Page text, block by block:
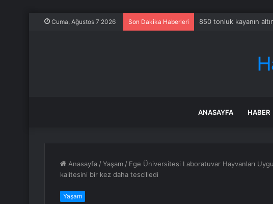
Cuma, Ağustos 7 2026 Son Dakika Haberleri 850 tonluk kayanın
ANASAYFA HABER
Anasayfa /Yaşam / Ege Üniversitesi Laboratuvar Hayvanları
kalitesini bir kez daha tescilledi
Yaşam